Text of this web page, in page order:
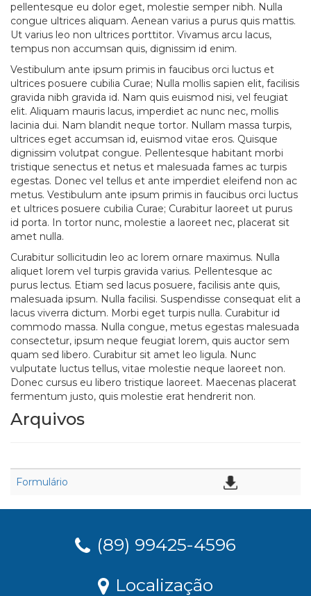
pellentesque eu dolor eget, molestie semper nibh. Nulla
congue ultrices aliquam. Aenean varius a purus quis mattis.
Ut varius leo non ultrices porttitor. Vivamus arcu lacus,
tempus non accumsan quis, dignissim id enim.
Vestibulum ante ipsum primis in faucibus orci luctus et
ultrices posuere cubilia Curae; Nulla mollis sapien elit, facilisis
gravida nibh gravida id. Nam quis euismod nisi, vel feugiat
elit. Aliquam mauris lacus, imperdiet ac nunc nec, mollis
lacinia dui. Nam blandit neque tortor. Nullam massa turpis,
ultrices eget accumsan id, euismod vitae eros. Quisque
dignissim volutpat congue. Pellentesque habitant morbi
tristique senectus et netus et malesuada fames ac turpis
egestas. Donec vel tellus et ante imperdiet eleifend non ac
metus. Vestibulum ante ipsum primis in faucibus orci luctus
et ultrices posuere cubilia Curae; Curabitur laoreet ut purus
id porta. In tortor nunc, molestie a laoreet nec, placerat sit
amet nulla.
Curabitur sollicitudin leo ac lorem ornare maximus. Nulla
aliquet lorem vel turpis gravida varius. Pellentesque ac
purus lectus. Etiam sed lacus posuere, facilisis ante quis,
malesuada ipsum. Nulla facilisi. Suspendisse consequat elit a
lacus viverra dictum. Morbi eget turpis nulla. Curabitur id
commodo massa. Nulla congue, metus egestas malesuada
consectetur, ipsum neque feugiat lorem, quis auctor sem
quam sed libero. Curabitur sit amet leo ligula. Nunc
vulputate luctus tellus, vitae molestie neque laoreet non.
Donec cursus eu libero tristique laoreet. Maecenas placerat
fermentum justo, quis molestie erat hendrerit non.
Arquivos
Formulário
(89) 99425-4596
Localização